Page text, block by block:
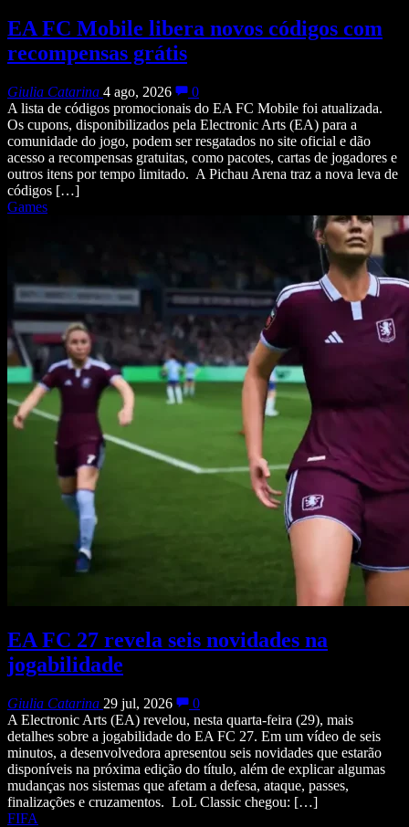
EA FC Mobile libera novos códigos com
recompensas grátis
Giulia Catarina 4 ago, 2026
0
A lista de códigos promocionais do EA FC Mobile foi atualizada.
Os cupons, disponibilizados pela Electronic Arts (EA) para a
comunidade do jogo, podem ser resgatados no site oficial e dão
acesso a recompensas gratuitas, como pacotes, cartas de jogadores e
outros itens por tempo limitado. A Pichau Arena traz a nova leva de
códigos […]
Games
EA FC 27 revela seis novidades na
jogabilidade
Giulia Catarina 29 jul, 2026
0
A Electronic Arts (EA) revelou, nesta quarta-feira (29), mais
detalhes sobre a jogabilidade do EA FC 27. Em um vídeo de seis
minutos, a desenvolvedora apresentou seis novidades que estarão
disponíveis na próxima edição do título, além de explicar algumas
mudanças nos sistemas que afetam a defesa, ataque, passes,
finalizações e cruzamentos. LoL Classic chegou: […]
FIFA